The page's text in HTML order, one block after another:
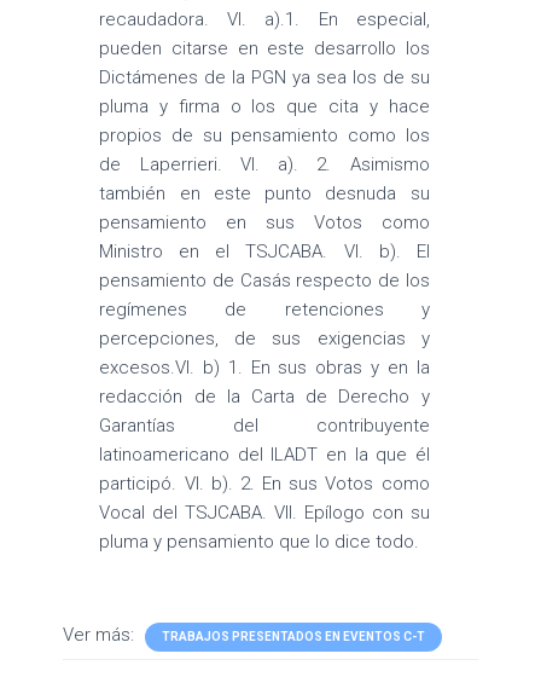
recaudadora. VI. a).1. En especial,
pueden citarse en este desarrollo los
Dictámenes de la PGN ya sea los de su
pluma y firma o los que cita y hace
propios de su pensamiento como los
de Laperrieri. VI. a). 2. Asimismo
también en este punto desnuda su
pensamiento en sus Votos como
Ministro en el TSJCABA. VI. b). El
pensamiento de Casás respecto de los
regímenes de retenciones y
percepciones, de sus exigencias y
excesos.VI. b) 1. En sus obras y en la
redacción de la Carta de Derecho y
Garantías del contribuyente
latinoamericano del ILADT en la que él
participó. VI. b). 2. En sus Votos como
Vocal del TSJCABA. VII. Epílogo con su
pluma y pensamiento que lo dice todo.
Ver más: TRABAJOS PRESENTADOS EN EVENTOS C-T